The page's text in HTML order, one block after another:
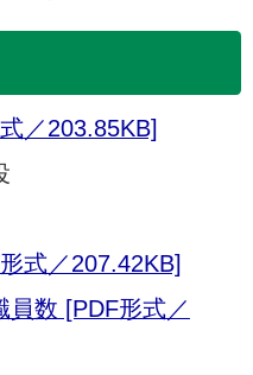
／203.85KB]
式／207.42KB]
員数 [PDF形式／